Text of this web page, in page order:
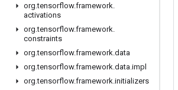
org.tensorflow.framework.
activations
org.tensorflow.framework.
constraints
org.tensorflow.framework.data
org.tensorflow.framework.data.impl
org.tensorflow.framework.initializers